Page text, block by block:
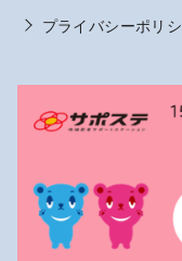
プライバシーポリ